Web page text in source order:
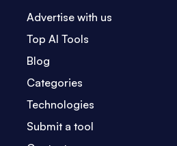
Advertise with us
Top AI Tools
Blog
Categories
Technologies
Submit a tool